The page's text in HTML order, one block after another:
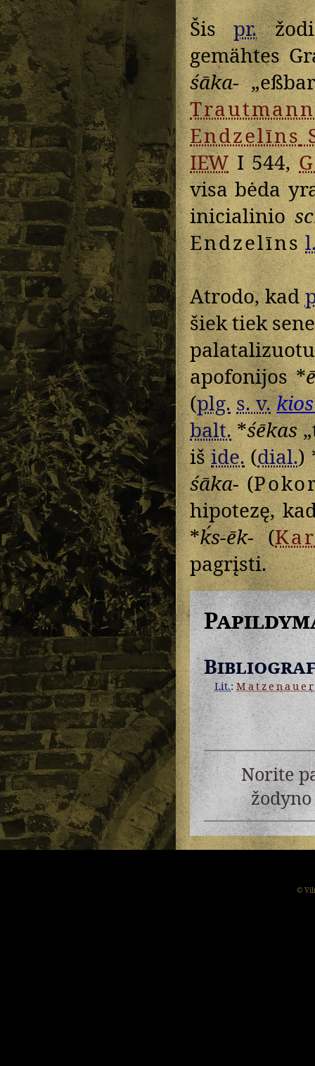
Šispr.
gemähtes
śāka-
Trautmann
Endzelīns
IEWI 544,
visa bėda
inicialinio
Endzelīns
Atrodo, kad
šiek tiek
apofonijos *
(plg. s. v.
balt.*śēkas
išide.(dial.)
śāka-(
hipotezę,
*ḱs-ēk-(
pagrįsti.
Lit.:Matzenauer
Norite
©